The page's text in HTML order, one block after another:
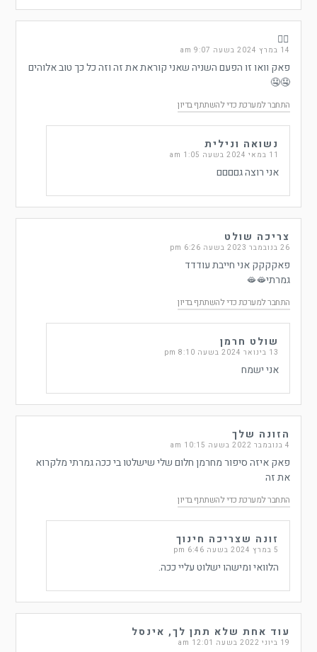
😮‍💨
14 במרץ 2024 בשעה 9:07 am
פאק וואו זו הפעם השניה שאני קוראת את זה וזה כל כך טוב אלוהים
🤤🤤
התחבר למערכת כדי להשתתף בדיון
נשואה ונילית
11 במאי 2024 בשעה 1:05 am
אני רוצה גםםםם
צריכה שולט
26 בנובמבר 2023 בשעה 6:26 pm
פאקקקק אני חייבת עודדד
גמרתי🫦🫦
התחבר למערכת כדי להשתתף בדיון
שולט חרמן
13 בינואר 2024 בשעה 8:10 pm
אני ישמח
הזונה שלך
4 בנובמבר 2022 בשעה 10:15 am
פאק איזה סיפור מחרמן חלום שלי שישלטו בי ככה גמרתי מלקרוא
את זה
התחבר למערכת כדי להשתתף בדיון
זונה שצריכה חינוך
5 במרץ 2024 בשעה 6:46 pm
הלוואי ומישהו ישלוט עליי ככה.
עוד אחת שלא תתן לך, אינסל
19 ביוני 2022 בשעה 12:01 am